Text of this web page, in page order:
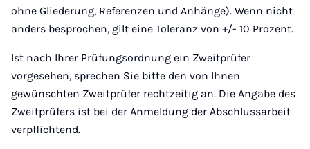
ohne Gliederung, Referenzen und Anhänge). Wenn nicht
anders besprochen, gilt eine Toleranz von +/- 10 Prozent.
Ist nach Ihrer Prüfungsordnung ein Zweitprüfer
vorgesehen, sprechen Sie bitte den von Ihnen
gewünschten Zweitprüfer rechtzeitig an. Die Angabe des
Zweitprüfers ist bei der Anmeldung der Abschlussarbeit
verpflichtend.